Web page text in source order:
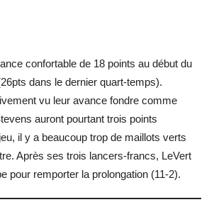
confortable de 18 points au début du
dans le dernier quart-temps).
vu leur avance fondre comme
auront pourtant trois points
il y a beaucoup trop de maillots verts
Après ses trois lancers-francs, LeVert
pour remporter la prolongation (11-2).